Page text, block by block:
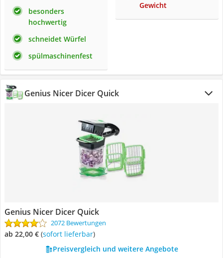
besonders
hochwertig
schneidet Würfel
spülmaschinenfest
Gewicht
Genius Nicer Dicer Quick
Genius Nicer Dicer Quick
2072 Bewertungen
ab 22,00 € ( Sofort lieferbar)
Preisvergleich und weitere Angebote